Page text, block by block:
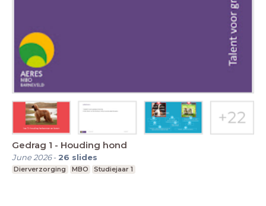
Gedrag 1 - Houding hond
June 2026- 26 slides
Dierverzorging MBO Studiejaar 1